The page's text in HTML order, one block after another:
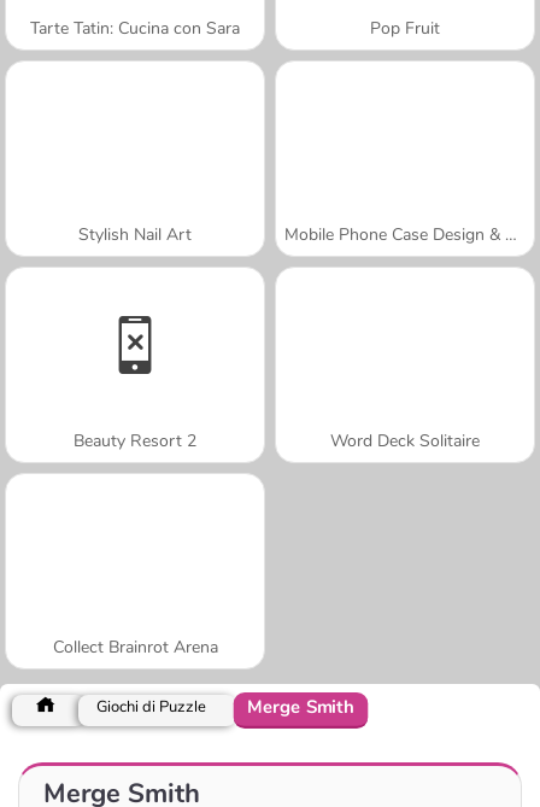
Tarte Tatin: Cucina con Sara Pop Fruit
Stylish Nail Art Mobile Phone Case Design & DIY
Beauty Resort 2 Word Deck Solitaire
Collect Brainrot Arena
Giochi di Puzzle Merge Smith
Merge Smith